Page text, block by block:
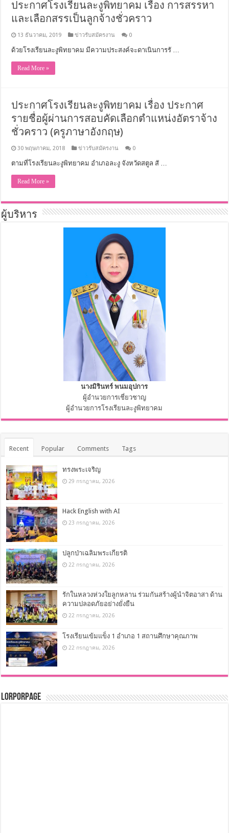
ประกาศโรงเรียนละงูพิทยาคม เรื่อง การสรรหา
และเลือกสรรเป็นลูกจ้างชั่วคราว
13 ธันวาคม, 2019 ข่าวรับสมัครงาน 0
ด้วยโรงเรียนละงูพิทยาคม มีความประสงค์จะดาเนินการรั …
Read More »
ประกาศโรงเรียนละงูพิทยาคม เรื่อง ประกาศ
รายชื่อผู้ผ่านการสอบคัดเลือกตำแหน่งอัตราจ้าง
ชั่วคราว (ครูภาษาอังกฤษ)
30 พฤษภาคม, 2018 ข่าวรับสมัครงาน 0
ตามที่โรงเรียนละงูพิทยาคม อำเภอละงู จังหวัดสตูล สั …
Read More »
ผู้บริหาร
นางมิรินทร์ พนมอุปการ
ผู้อำนวยการเชี่ยวชาญ
ผู้อำนวยการโรงเรียนละงูพิทยาคม
Recent Popular Comments Tags
ทรงพระเจริญ
29 กรกฎาคม, 2026
Hack English with AI
23 กรกฎาคม, 2026
ปลูกป่าเฉลิมพระเกียรติ
22 กรกฎาคม, 2026
รักในหลวงห่วงใยลูกหลาน ร่วมกันสร้างผู้นำจิตอาสา ด้าน
ความปลอดภัยอย่างยั่งยืน
22 กรกฎาคม, 2026
โรงเรียนเข้มแข็ง 1 อำเภอ 1 สถานศึกษาคุณภาพ
22 กรกฎาคม, 2026
LorPorPage